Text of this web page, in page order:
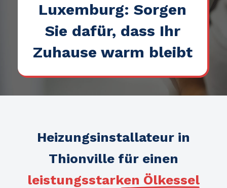
Luxemburg: Sorgen
Sie dafür, dass Ihr
Zuhause warm bleibt
Heizungsinstallateur in
Thionville für einen
leistungsstarken Ölkessel